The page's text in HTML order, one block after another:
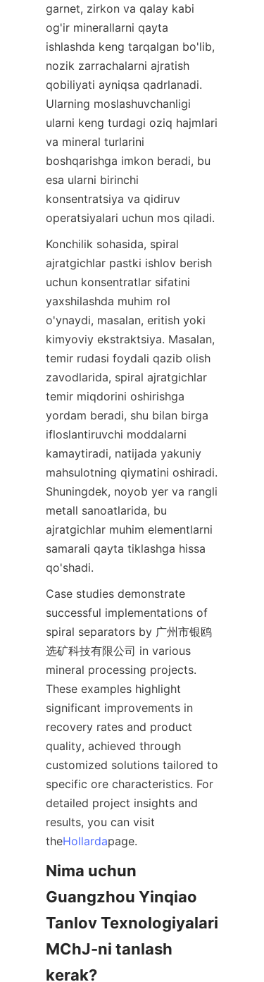
garnet, zirkon va qalay kabi
og'ir minerallarni qayta
ishlashda keng tarqalgan bo'lib,
nozik zarrachalarni ajratish
qobiliyati ayniqsa qadrlanadi.
Ularning moslashuvchanligi
ularni keng turdagi oziq hajmlari
va mineral turlarini
boshqarishga imkon beradi, bu
esa ularni birinchi
konsentratsiya va qidiruv
operatsiyalari uchun mos qiladi.
Konchilik sohasida, spiral
ajratgichlar pastki ishlov berish
uchun konsentratlar sifatini
yaxshilashda muhim rol
o'ynaydi, masalan, eritish yoki
kimyoviy ekstraktsiya. Masalan,
temir rudasi foydali qazib olish
zavodlarida, spiral ajratgichlar
temir miqdorini oshirishga
yordam beradi, shu bilan birga
ifloslantiruvchi moddalarni
kamaytiradi, natijada yakuniy
mahsulotning qiymatini oshiradi.
Shuningdek, noyob yer va rangli
metall sanoatlarida, bu
ajratgichlar muhim elementlarni
samarali qayta tiklashga hissa
qo'shadi.
Case studies demonstrate
successful implementations of
spiral separators by 广州市银鸥
选矿科技有限公司 in various
mineral processing projects.
These examples highlight
significant improvements in
recovery rates and product
quality, achieved through
customized solutions tailored to
specific ore characteristics. For
detailed project insights and
results, you can visit
theHollardapage.
Nima uchun
Guangzhou Yinqiao
Tanlov Texnologiyalari
MChJ-ni tanlash
kerak?